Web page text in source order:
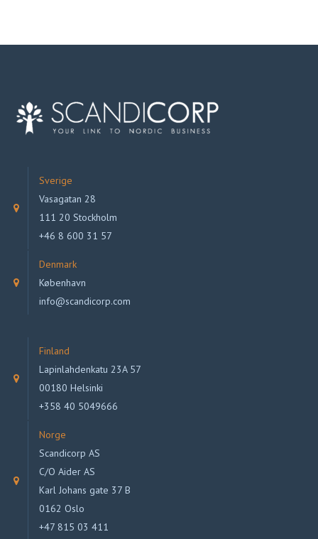
Sverige
Vasagatan 28
111 20 Stockholm
+46 8 600 31 57
Denmark
København
info@scandicorp.com
Finland
Lapinlahdenkatu 23A 57
00180 Helsinki
+358 40 5049666
Norge
Scandicorp AS
C/O Aider AS
Karl Johans gate 37 B
0162 Oslo
+47 815 03 411